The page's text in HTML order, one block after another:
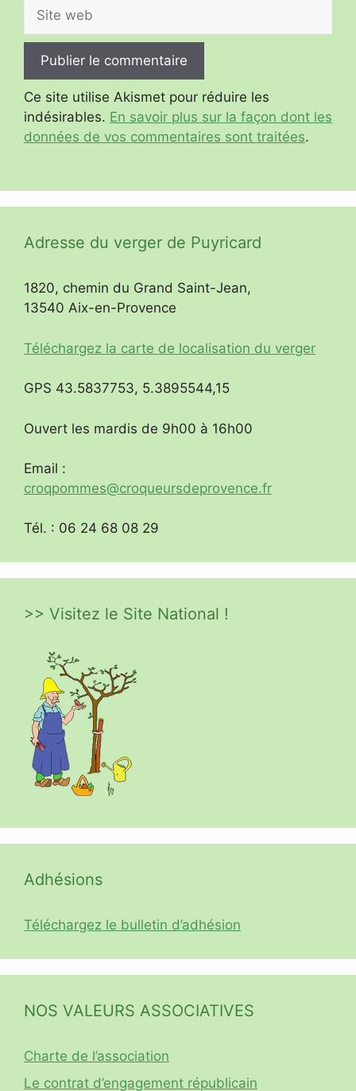
web
Ce site utilise Akismet pour réduire les
indésirables. En savoir plus sur la façon dont les
données de vos commentaires sont traitées.
Adresse du verger de Puyricard
1820, chemin du Grand Saint-Jean,
13540 Aix-en-Provence
Téléchargez la carte de localisation du verger
GPS 43.5837753, 5.3895544,15
Ouvert les mardis de 9h00 à 16h00
Email :
croqpommes@croqueursdeprovence.fr
Tél. : 06 24 68 08 29
>> Visitez le Site National !
Adhésions
Téléchargez le bulletin d’adhésion
NOS VALEURS ASSOCIATIVES
Charte de l’association
Le contrat d’engagement républicain